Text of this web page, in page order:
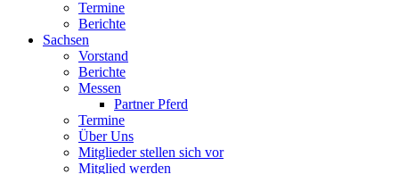
Termine
Berichte
Sachsen
Vorstand
Berichte
Messen
Partner Pferd
Termine
Über Uns
Mitglieder stellen sich vor
Mitglied werden